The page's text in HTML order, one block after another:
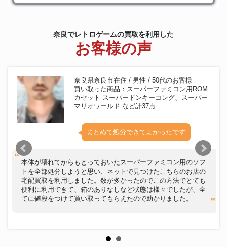
PlayStation Vitaハード
SACRIFICE PREMIUM
年アニバーサリー エディション
ソニー プレイステーション5本
体 デジタル・エディション フォ
PlayStation5ハード
DualSense Edge 30周年アニバ
ーサリー リミテッドエディショ
ン
エックスボックスハード
マイクロソフト Xbox 本体
FATAL FRAME II Crimson
Butterfly
メガドライブソフト
ル LDソフト
メガドライブソフト
ヴァージンゲーム チャックロッ
クII
ゲームキューブハード
任天堂 ゲームキューブ本体 シャ
ア専用BOX
奈良でレトロゲームの買取を利用した
お客様の声
奈良県奈良市在住 / 男性 / 50代のお客様
買い取った商品：スーパーファミコン用ROM
カセット スーパードンキーコング、スーパー
マリオワールド など計37点
まとめて処分できてよかったです
本体が壊れてからもとっておいたスーパーファミコン用のソフ
トを全部処分しようと思い、ネットで見つけたこちらのお店の
宅配買取を利用しました。数が多かったのでこの方法でとても
便利に利用できて、箱のありなしなど状態は様々でしたが、全
てに値段をつけて買い取ってもらえたので助かりました。